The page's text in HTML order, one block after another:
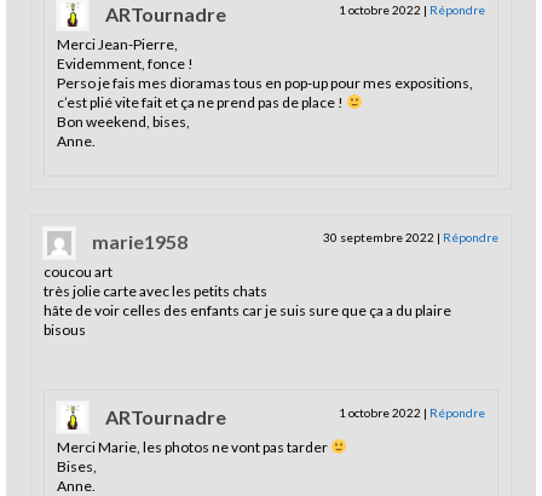
ARTournadre 1 octobre 2022 | Répondre
Merci Jean-Pierre,
Evidemment, fonce !
Perso je fais mes dioramas tous en pop-up pour mes expositions,
c’est plié vite fait et ça ne prend pas de place !
Bon weekend, bises,
Anne.
marie1958 30 septembre 2022 | Répondre
coucou art
très jolie carte avec les petits chats
hâte de voir celles des enfants car je suis sure que ça a du plaire
bisous
ARTournadre 1 octobre 2022 | Répondre
Merci Marie, les photos ne vont pas tarder
Bises,
Anne.